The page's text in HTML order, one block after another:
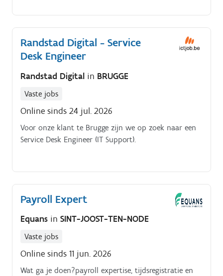
overdracht aan service delivery. Je begeleidt de
aansluitende partijen klantgericht (business,
technisch en procesmatig), bewaakt de doorlooptijd
voorspelbaar verlopen.
Randstad Digital - Service
Desk Engineer
Randstad Digital in BRUGGE
Vaste jobs
Online sinds 24 jul. 2026
Voor onze klant te Brugge zijn we op zoek naar een
Service Desk Engineer (IT Support).
Payroll Expert
Equans in SINT-JOOST-TEN-NODE
Vaste jobs
Online sinds 11 jun. 2026
Wat ga je doen?payroll expertise, tijdsregistratie en